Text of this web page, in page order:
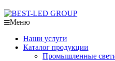
Меню
Наши услуги
Каталог продукции
Промышленные